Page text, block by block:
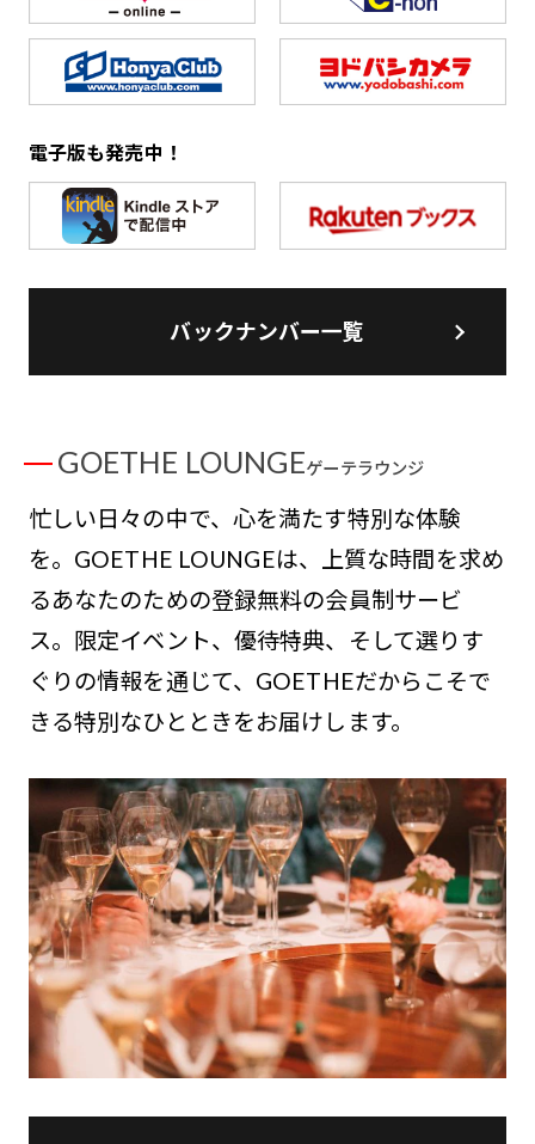
電子版も発売中！
バックナンバー一覧
GOETHE LOUNGEゲーテラウンジ
忙しい日々の中で、心を満たす特別な体験
を。GOETHE LOUNGEは、上質な時間を求め
るあなたのための登録無料の会員制サービ
ス。限定イベント、優待特典、そして選りす
ぐりの情報を通じて、GOETHEだからこそで
きる特別なひとときをお届けします。